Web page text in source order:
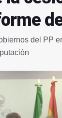
del PP